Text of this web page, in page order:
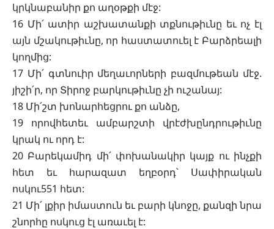
կրկնաբանիր քո աղօթքի մէջ:
16 Մի՛ ատիր աշխատանքի տքնութիւնը եւ ոչ էլ
այն մշակութիւնը, որ հաստատուել է Բարձրեալի
կողմից:
17 Մի՛ գտնուիր մեղաւորների բազմութեան մէջ.
յիշի՛ր, որ Տիրոջ բարկութիւնը չի ուշանայ:
18 Մի՛շտ խոնարհեցրու քո անձը,
19 որովհետեւ ամբարշտի վրէժխընդրութիւնը
կրակ ու որդ է:
20 Բարեկամիդ մի՛ փոխանակիր կայք ու ինչքի
հետ եւ հարազատ եղբօրդ՝ Սափիրական
ոսկու551 հետ:
21 Մի՛ լքիր իմաստուն եւ բարի կնոջը, քանզի նրա
շնորհը ոսկուց էլ առաւել է: